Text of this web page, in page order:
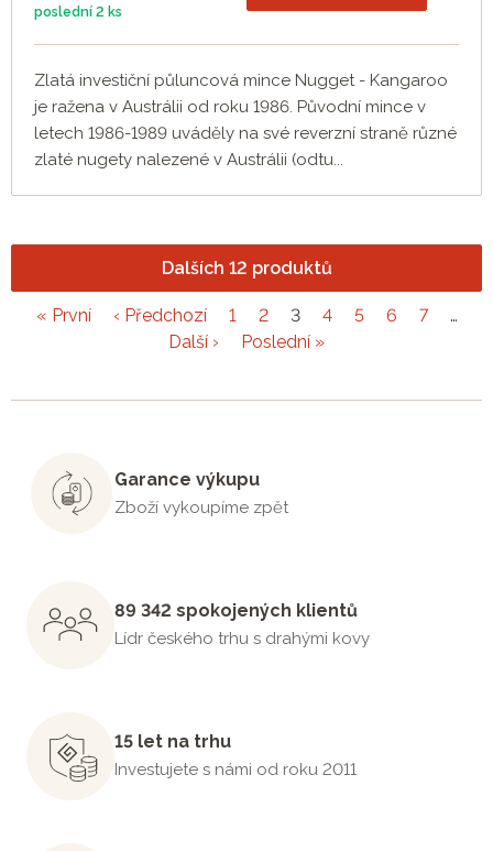
poslední 2 ks
Zlatá investiční půluncová mince Nugget - Kangaroo
je ražena v Austrálii od roku 1986. Původní mince v
letech 1986-1989 uváděly na své reverzní straně různé
zlaté nugety nalezené v Austrálii (odtu...
Dalších 12 produktů
« První ‹ Předchozí 1 2 3 4 5 6 7
…
Další ›
Poslední »
Garance výkupu
Zboží vykoupíme zpět
89 342 spokojených klientů
Lídr českého trhu s drahými kovy
15 let na trhu
Investujete s námi od roku 2011